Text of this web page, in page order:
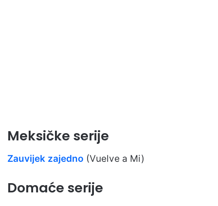
Meksičke serije
Zauvijek zajedno (Vuelve a Mi)
Domaće serije